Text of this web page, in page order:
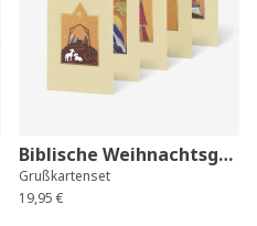
Biblische Weihnachtsgeschichte
Grußkartenset
19,95 €